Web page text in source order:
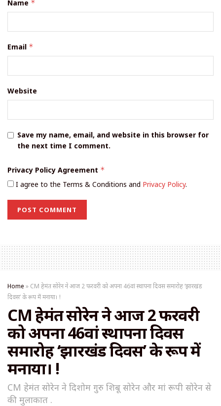
Name *
Email *
Website
Save my name, email, and website in this browser for
the next time I comment.
Privacy Policy Agreement *
I agree to the Terms & Conditions and Privacy Policy.
Home » CM हेमंत सोरेन ने आज 2 फरवरी को अपना 46वां स्थापना दिवस समारोह ‘झारखंड
दिवस’ के रूप में मनाया। !
CM हेमंत सोरेन ने आज 2 फरवरी
को अपना 46वां स्थापना दिवस
समारोह ‘झारखंड दिवस’ के रूप में
मनाया। !
CM हेमंत सोरेन ने दिशोम गुरु शिबू सोरेन और मां रूपी सोरेन से
की मुलाकात .